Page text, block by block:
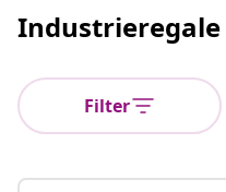
Industrieregale
Filter